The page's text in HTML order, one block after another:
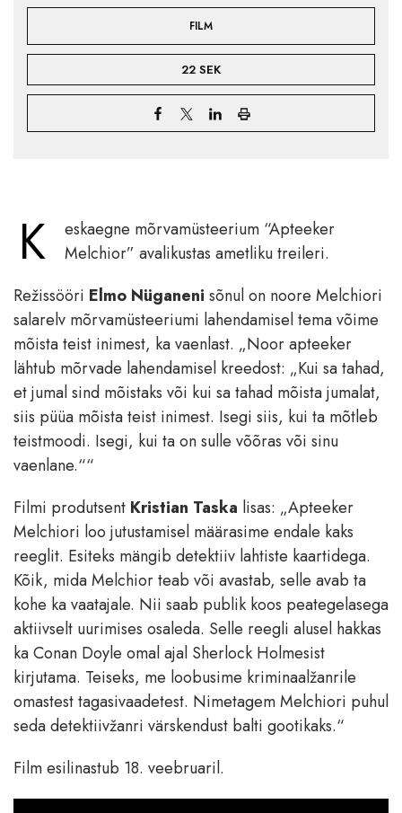
FILM
22 SEK
K
eskaegne mõrvamüsteerium “Apteeker
Melchior” avalikustas ametliku treileri.
Režissööri Elmo Nüganeni sõnul on noore Melchiori
salarelv mõrvamüsteeriumi lahendamisel tema võime
mõista teist inimest, ka vaenlast. „Noor apteeker
lähtub mõrvade lahendamisel kreedost: „Kui sa tahad,
et jumal sind mõistaks või kui sa tahad mõista jumalat,
siis püüa mõista teist inimest. Isegi siis, kui ta mõtleb
teistmoodi. Isegi, kui ta on sulle võõras või sinu
vaenlane.““
Filmi produtsent Kristian Taska lisas: „Apteeker
Melchiori loo jutustamisel määrasime endale kaks
reeglit. Esiteks mängib detektiiv lahtiste kaartidega.
Kõik, mida Melchior teab või avastab, selle avab ta
kohe ka vaatajale. Nii saab publik koos peategelasega
aktiivselt uurimises osaleda. Selle reegli alusel hakkas
ka Conan Doyle omal ajal Sherlock Holmesist
kirjutama. Teiseks, me loobusime kriminaalžanrile
omastest tagasivaadetest. Nimetagem Melchiori puhul
seda detektiivžanri värskendust balti gootikaks.“
Film esilinastub 18. veebruaril.